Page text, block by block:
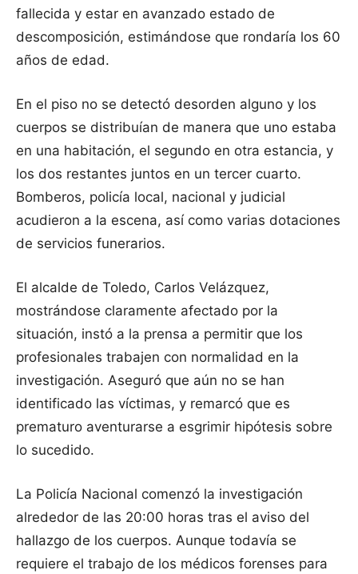
fallecida y estar en avanzado estado de
descomposición, estimándose que rondaría los 60
años de edad.
En el piso no se detectó desorden alguno y los
cuerpos se distribuían de manera que uno estaba
en una habitación, el segundo en otra estancia, y
los dos restantes juntos en un tercer cuarto.
Bomberos, policía local, nacional y judicial
acudieron a la escena, así como varias dotaciones
de servicios funerarios.
El alcalde de Toledo, Carlos Velázquez,
mostrándose claramente afectado por la
situación, instó a la prensa a permitir que los
profesionales trabajen con normalidad en la
investigación. Aseguró que aún no se han
identificado las víctimas, y remarcó que es
prematuro aventurarse a esgrimir hipótesis sobre
lo sucedido.
La Policía Nacional comenzó la investigación
alrededor de las 20:00 horas tras el aviso del
hallazgo de los cuerpos. Aunque todavía se
requiere el trabajo de los médicos forenses para